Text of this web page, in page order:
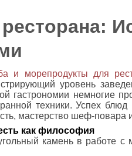
и морепродукты для
уровень
гастрономии немногие
техники. Успех
мастерство шеф-повара
как философия
камень в работе с